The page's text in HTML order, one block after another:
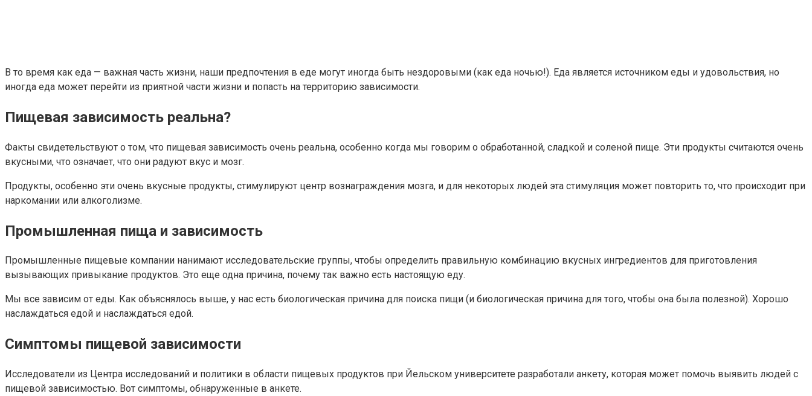
В то время как еда — важная часть жизни, наши предпочтения в еде могут иногда быть нездоровыми (как еда ночью!). Еда является источником еды и удовольствия, но
иногда еда может перейти из приятной части жизни и попасть на территорию зависимости.
Пищевая зависимость реальна?
Факты свидетельствуют о том, что пищевая зависимость очень реальна, особенно когда мы говорим о обработанной, сладкой и соленой пище. Эти продукты считаются очень
вкусными, что означает, что они радуют вкус и мозг.
Продукты, особенно эти очень вкусные продукты, стимулируют центр вознаграждения мозга, и для некоторых людей эта стимуляция может повторить то, что происходит при
наркомании или алкоголизме.
Промышленная пища и зависимость
Промышленные пищевые компании нанимают исследовательские группы, чтобы определить правильную комбинацию вкусных ингредиентов для приготовления
вызывающих привыкание продуктов. Это еще одна причина, почему так важно есть настоящую еду.
Мы все зависим от еды. Как объяснялось выше, у нас есть биологическая причина для поиска пищи (и биологическая причина для того, чтобы она была полезной). Хорошо
наслаждаться едой и наслаждаться едой.
Симптомы пищевой зависимости
Исследователи из Центра исследований и политики в области пищевых продуктов при Йельском университете разработали анкету, которая может помочь выявить людей с
пищевой зависимостью. Вот симптомы, обнаруженные в анкете.